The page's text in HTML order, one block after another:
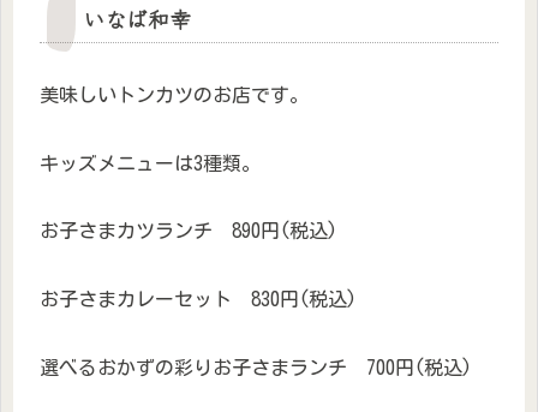
いなば和幸
美味しいトンカツのお店です。
キッズメニューは3種類。
お子さまカツランチ 890円(税込)
お子さまカレーセット 830円(税込)
選べるおかずの彩りお子さまランチ 700円(税込)